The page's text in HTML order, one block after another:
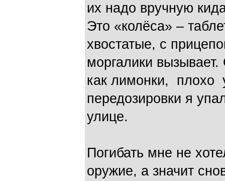
их надо вручную
Это «колёса» –
хвостатые, с
моргалики
как лимонки, плохо
передозировки я
улице.
Погибать мне не
оружие, а значит